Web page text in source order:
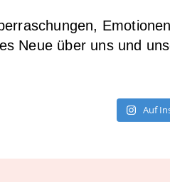
Neue über uns und
Auf